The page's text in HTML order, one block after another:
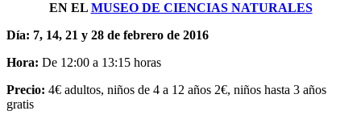
EN EL MUSEO DE CIENCIAS NATURALES
Día: 7, 14, 21 y 28 de febrero de 2016
Hora: De 12:00 a 13:15 horas
Precio: 4€ adultos, niños de 4 a 12 años 2€, niños hasta 3 años
gratis